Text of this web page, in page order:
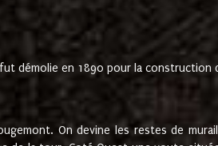
démolie en 1890 pour la construction
On devine les restes de